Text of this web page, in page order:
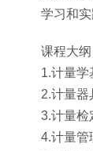
学习和
课程大纲
1.计量学
2.计量器
3.计量检
4.计量管